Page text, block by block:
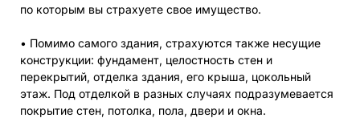
по которым вы страхуете свое имущество.
• Помимо самого здания, страхуются также несущие
конструкции: фундамент, целостность стен и
перекрытий, отделка здания, его крыша, цокольный
этаж. Под отделкой в разных случаях подразумевается
покрытие стен, потолка, пола, двери и окна.